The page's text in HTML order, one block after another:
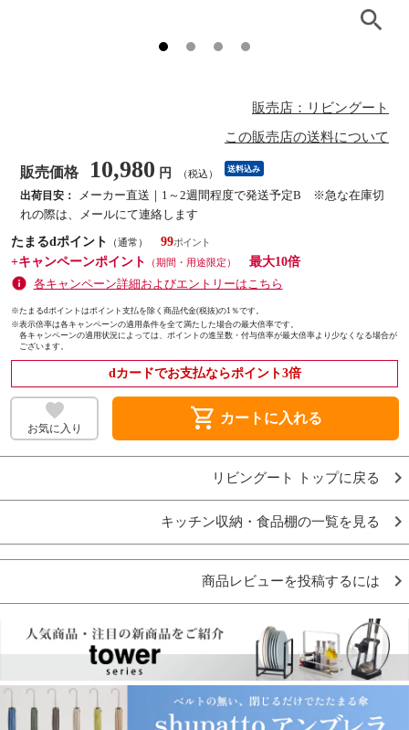
販売店：リビングート
この販売店の送料について
販売価格 10,980 円 （税込） 送料込み
出荷目安：
メーカー直送｜1～2週間程度で発送予定B ※急な在庫切
れの際は、メールにて連絡します
たまるdポイント
（通常）
99
+キャンペーンポイント
（期間・用途限定）
最大10倍
各キャンペーン詳細およびエントリーはこちら
※たまるdポイントはポイント支払を除く商品代金(税抜)の1％です。
※表示倍率は各キャンペーンの適用条件を全て満たした場合の最大倍率です。
各キャンペーンの適用状況によっては、ポイントの進呈数・付与倍率が最大倍率より少なくなる場合が
ございます。
dカードでお支払ならポイント3倍
お気に入り shopping_cart カートに入れる
リビングート トップに戻る
キッチン収納・食品棚の一覧を見る
商品レビューを投稿するには